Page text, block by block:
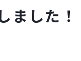
ました！